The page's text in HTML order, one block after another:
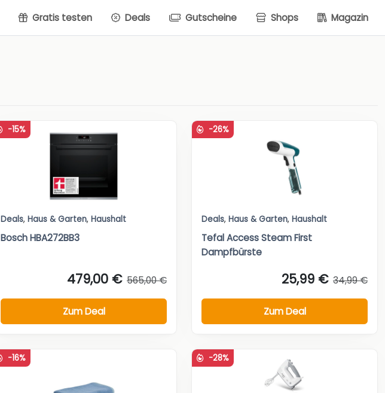
Gratis testen Deals Gutscheine Shops Magazin
-15%
Deals, Haus & Garten, Haushalt
Bosch HBA272BB3
479,00 € 565,00 €
Zum Deal
-26%
Deals, Haus & Garten, Haushalt
Tefal Access Steam First
Dampfbürste
25,99 € 34,99 €
Zum Deal
-16% -28%